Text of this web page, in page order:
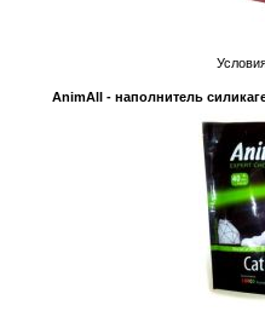
AnimAll - наполнитель